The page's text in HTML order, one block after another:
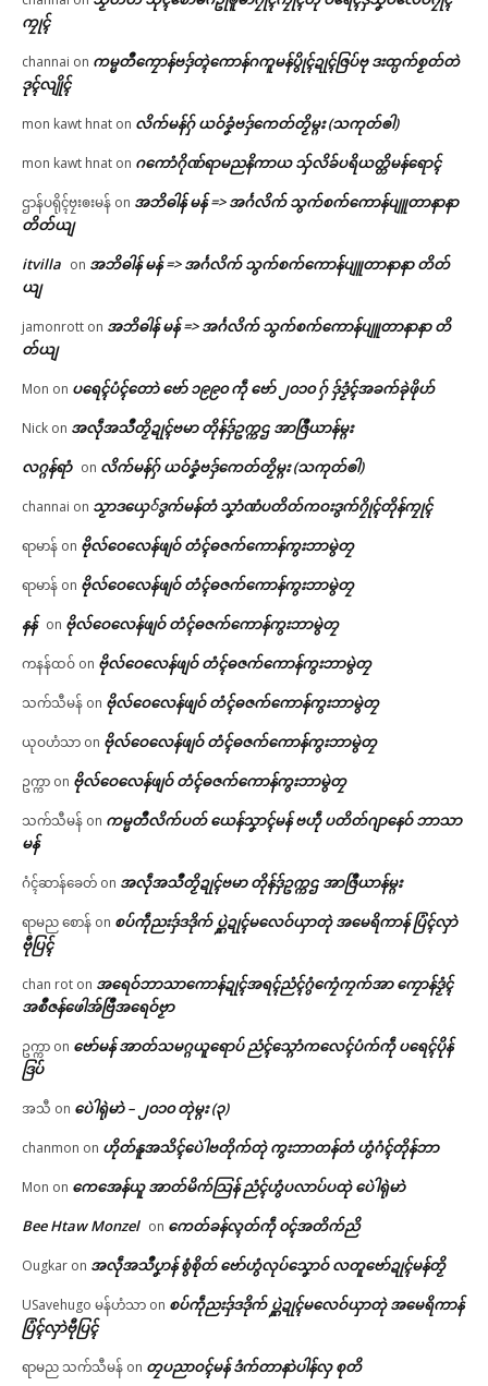
ကၠုၚ်
channai on ကမ္မတဳကၠောန်ဗဒှ်တ္ၚဲကောန်ဂကူမန်ပွိုၚ်ဍုၚ်ဇြပ်ဗု ဒးထ္ပက်စၟတ်တဲ
ဒုၚ်လျိုၚ်
mon kawt hnat on လိက်မန်ဂှ် ယဝ်ခၞံဗဒှ်ကေတ်တၟိမ္ဂး (သကုတ်ၜါ)
mon kawt hnat on ဂကောံဂိုဏ်ရာမညနိကာယ သှ်လိခ်ပရိယတ္တိမန်ရောၚ်
ဌာန်ပရိုၚ်ဗၠးၜးမန် on အဘိဓါန် မန် => အၚ်္ဂလိက် သွက်စက်ကောန်ပျူတာနာနာ
တိတ်ယျ
itvilla on အဘိဓါန် မန် => အၚ်္ဂလိက် သွက်စက်ကောန်ပျူတာနာနာ တိတ်
ယျ
jamonrott on အဘိဓါန် မန် => အၚ်္ဂလိက် သွက်စက်ကောန်ပျူတာနာနာ တိ
တ်ယျ
Mon on ပရေၚ်ပံၚ်တောဲ ဗော် ၁၉၉၀ ကဵု ဗော် ၂၀၁၀ ဂှ် ဒှ်ဒၟံၚ်အခက်ခုဲဖိုဟ်
Nick on အလဵုအသဳတၟိဍုၚ်ဗမာ တိုန်ဒှ်ဥက္ကဌ အာဇြဳယာန်မ္ဂး
လဂ္ဂန်ရာံ on လိက်မန်ဂှ် ယဝ်ခၞံဗဒှ်ကေတ်တၟိမ္ဂး (သကုတ်ၜါ)
channai on သၟာဒယှေ်ဒွက်မန်တံ သၞာံဏံပတိတ်ကဝးဒွက်ဂၠိုၚ်တိုန်ကၠုၚ်
ရာမာန် on ဗိုလ်ဝေလေန်ဖျဝ် တံၚ်ဓဇက်ကောန်ကွးဘာမွဲတၠ
ရာမာန် on ဗိုလ်ဝေလေန်ဖျဝ် တံၚ်ဓဇက်ကောန်ကွးဘာမွဲတၠ
နန် on ဗိုလ်ဝေလေန်ဖျဝ် တံၚ်ဓဇက်ကောန်ကွးဘာမွဲတၠ
ကနန်ထဝ် on ဗိုလ်ဝေလေန်ဖျဝ် တံၚ်ဓဇက်ကောန်ကွးဘာမွဲတၠ
သက်သီမန် on ဗိုလ်ဝေလေန်ဖျဝ် တံၚ်ဓဇက်ကောန်ကွးဘာမွဲတၠ
ယုဝဟံသာ on ဗိုလ်ဝေလေန်ဖျဝ် တံၚ်ဓဇက်ကောန်ကွးဘာမွဲတၠ
ဥက္ကာ on ဗိုလ်ဝေလေန်ဖျဝ် တံၚ်ဓဇက်ကောန်ကွးဘာမွဲတၠ
သက်သီမန် on ကမ္မတဳလိက်ပတ် ယေန်သၞာၚ်မန် ဗဟဵု ပတိတ်ဂျာနေဝ် ဘာသာ
မန်
ဂံၚ်ဆာန်ခေတ် on အလဵုအသဳတၟိဍုၚ်ဗမာ တိုန်ဒှ်ဥက္ကဌ အာဇြဳယာန်မ္ဂး
ရာမည စောန် on စပ်ကဵုညးဒှ်ဒဒိုက် ပ္ဋဲဍုၚ်မလေဝ်ယှာတုဲ အမေရိကာန် ပြံၚ်လှာဲ
ဗီုပြၚ်
chan rot on အရေဝ်ဘာသာကောန်ဍုၚ်အရၚ်ညံၚ်ဂွံကၠေံကၠက်အာ ကၠောန်ဒၟံၚ်
အစဳဇန်ဖေါအ်ဗြဳအရေဝ်ဗၟာ
ဥက္ကာ on ဗော်မန် အာတ်သမဂ္ဂယူရောပ် ညံၚ်သ္ဂောံကလေၚ်ပံက်ကဵု ပရေၚ်ပိုန်
ဒြပ်
အသီ on ပေဲါရုဲမာဲ – ၂၀၁၀ တုဲမ္ဂး (၃)
chanmon on ဟိုတ်နူအသိၚ်ပေဲါဗတိုက်တုဲ ကွးဘာတန်တံ ဟွံဂံၚ်တိုန်ဘာ
Mon on ကေအေန်ယူ အာတ်မိက်သြန် ညံၚ်ဟွံပလာပ်ပထုဲ ပေဲါရုဲမာဲ
Bee Htaw Monzel on ကေတ်ခန်လ္ၚတ်ကဵု ၀ၚ်အတိက်ညိ
Ougkar on အလဵုအသဳပၞာန် စွံစိုတ် ဗော်ဟွံလုပ်သၞောဝ် လတူဗော်ဍုၚ်မန်တၟိ
USavehugo မန်ဟံသာ on စပ်ကဵုညးဒှ်ဒဒိုက် ပ္ဋဲဍုၚ်မလေဝ်ယှာတုဲ အမေရိကာန်
ပြံၚ်လှာဲဗီုပြၚ်
ရာမည သက်သီမန် on တၠပညာဝၚ်မန် ဒံက်တာနာဲပါန်လှ စုတိ